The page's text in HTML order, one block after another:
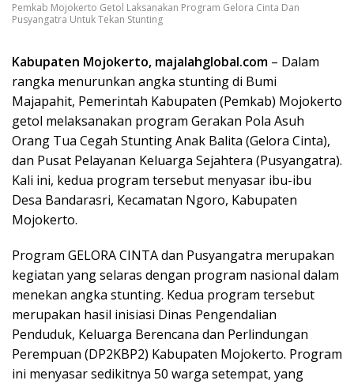
Pemkab Mojokerto Getol Laksanakan Program Gelora Cinta Dan
Pusyangatra Untuk Tekan Stunting
Kabupaten Mojokerto, majalahglobal.com – Dalam
rangka menurunkan angka stunting di Bumi
Majapahit, Pemerintah Kabupaten (Pemkab) Mojokerto
getol melaksanakan program Gerakan Pola Asuh
Orang Tua Cegah Stunting Anak Balita (Gelora Cinta),
dan Pusat Pelayanan Keluarga Sejahtera (Pusyangatra).
Kali ini, kedua program tersebut menyasar ibu-ibu
Desa Bandarasri, Kecamatan Ngoro, Kabupaten
Mojokerto.
Program GELORA CINTA dan Pusyangatra merupakan
kegiatan yang selaras dengan program nasional dalam
menekan angka stunting. Kedua program tersebut
merupakan hasil inisiasi Dinas Pengendalian
Penduduk, Keluarga Berencana dan Perlindungan
Perempuan (DP2KBP2) Kabupaten Mojokerto. Program
ini menyasar sedikitnya 50 warga setempat, yang